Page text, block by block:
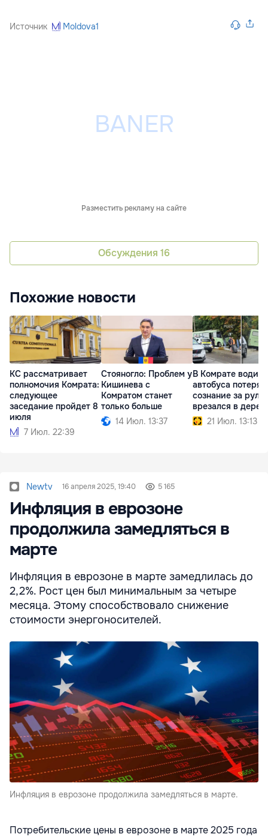
Источник Moldova1
Разместить рекламу на сайте
Обсуждения 16
Похожие новости
КС рассматривает
полномочия Комрата:
следующее
заседание пройдет 8
июля
7 Июл. 22:39
Стояногло: Проблем у
Кишинева с
Комратом станет
только больше
14 Июл. 13:37
В Комрате
автобуса потерял
сознание за
врезался в
21 Июл. 13:13
Newtv 16 апреля 2025, 19:40 5 165
Инфляция в еврозоне
продолжила замедляться в
марте
Инфляция в еврозоне в марте замедлилась до
2,2%. Рост цен был минимальным за четыре
месяца. Этому способствовало снижение
стоимости энергоносителей.
Инфляция в еврозоне продолжила замедляться в марте.
Потребительские цены в еврозоне в марте 2025 года